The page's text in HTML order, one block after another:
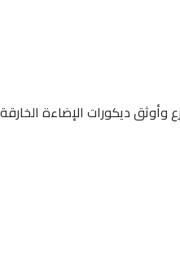
وأوثق ديكورات الإضاءة الخارقة